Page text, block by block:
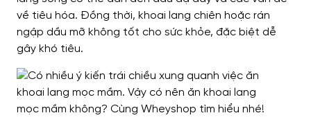
về tiêu hóa. Đồng thời, khoai lang chiên hoặc rán
ngập dầu mỡ không tốt cho sức khỏe, đặc biệt dễ
gây khó tiêu.